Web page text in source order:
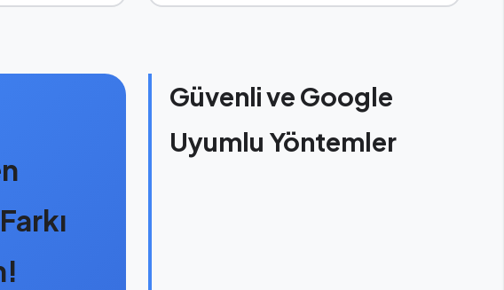
Güvenli ve Google
Uyumlu Yöntemler